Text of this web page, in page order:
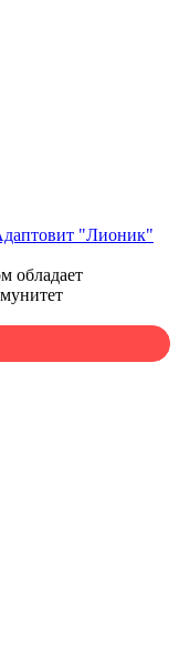
"Лионик"
обладает